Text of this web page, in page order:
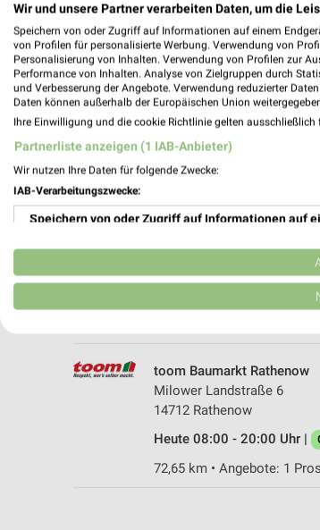
hagebaumarkt
Heute 09:00 - 19:00 Uhr |
toom Baumarkt Rathenow
Milower Landstraße 6
14712 Rathenow
Heute 08:00 - 20:00 Uhr |
72,65 km • Angebote: 1
Wir und unsere Partner verarbeiten Daten, um die
Speichern von oder Zugriff auf Informationen auf einem
von Profilen für personalisierte Werbung. Verwendung von
Personalisierung von Inhalten. Verwendung von Profilen zur
Performance von Inhalten. Analyse von Zielgruppen durch
und Verbesserung der Angebote. Verwendung reduzierter
Daten können außerhalb der Europäischen Union
Ihre Einwilligung und die cookie Richtlinie gelten ausschließlich
Partnerliste anzeigen (1 IAB-Anbieter)
Wir nutzen Ihre Daten für folgende Zwecke:
IAB-Verarbeitungszwecke:
Speichern von oder Zugriff auf Informationen auf
Verwendung reduzierter Daten zur Auswahl von
Erstellung von Profilen für personalisierte Werbung
Erstellung von Profilen zur Personalisierung von
Verwendung von Profilen zur Auswahl
Messung der Werbeleistung
Messung der Performance von Inhalten